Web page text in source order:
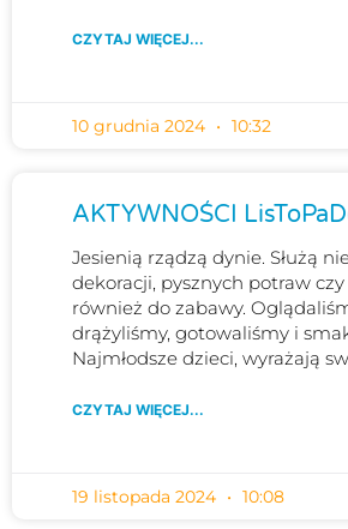
CZYTAJ WIĘCEJ...
10 grudnia 2024 10:32
AKTYWNOŚCI
Jesienią rządzą dynie. Służą
dekoracji, pysznych potraw
również do zabawy.
drążyliśmy, gotowaliśmy i
Najmłodsze dzieci, wyrażają
CZYTAJ WIĘCEJ...
19 listopada 2024 10:08